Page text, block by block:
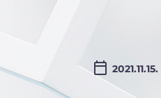
2021.11.15.